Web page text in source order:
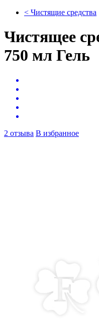
< Чистящие средства
Чистящее
750 мл Гель
2 отзыва В избранное